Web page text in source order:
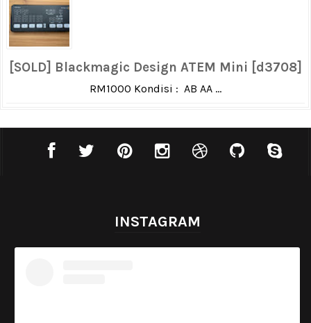
[SOLD] Blackmagic Design ATEM Mini [d3708]
RM1000 Kondisi : AB AA ...
INSTAGRAM